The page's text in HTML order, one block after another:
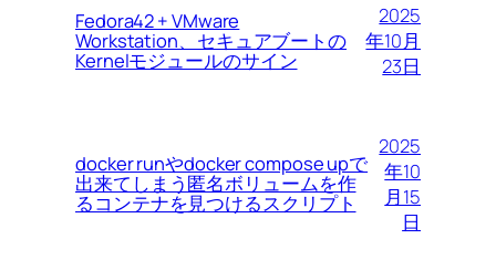
Fedora42 + VMware
Workstation、セキュアブートの
Kernelモジュールのサイン
2025
年10月
23日
docker runやdocker compose upで
出来てしまう匿名ボリュームを作
るコンテナを見つけるスクリプト
2025
年10
月15
日